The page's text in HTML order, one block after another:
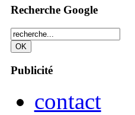
Recherche Google
Publicité
contact